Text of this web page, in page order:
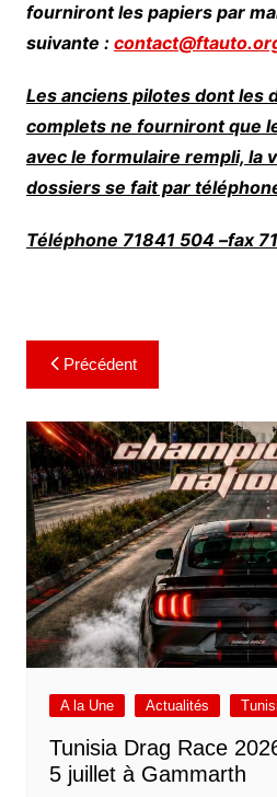
fourniront les papiers par
suivante :
Les anciens pilotes dont les
complets ne fourniront que
avec le formulaire rempli, la
dossiers se fait par
Téléphone 71841 504 –fax
Navigation
de
l’article
Précédent
A la Une Actualités
Tunisia Drag Race
5 juillet à Gammarth